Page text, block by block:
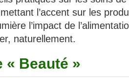
l’accent sur les
l’impact de
naturellement.
« Beauté »